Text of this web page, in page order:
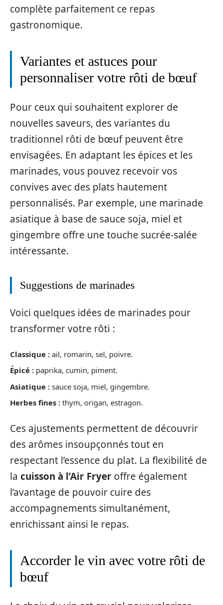
complète parfaitement ce repas
gastronomique.
Variantes et astuces pour
personnaliser votre rôti de bœuf
Pour ceux qui souhaitent explorer de
nouvelles saveurs, des variantes du
traditionnel rôti de bœuf peuvent être
envisagées. En adaptant les épices et les
marinades, vous pouvez recevoir vos
convives avec des plats hautement
personnalisés. Par exemple, une marinade
asiatique à base de sauce soja, miel et
gingembre offre une touche sucrée-salée
intéressante.
Suggestions de marinades
Voici quelques idées de marinades pour
transformer votre rôti :
Classique : ail, romarin, sel, poivre.
Épicé : paprika, cumin, piment.
Asiatique : sauce soja, miel, gingembre.
Herbes fines : thym, origan, estragon.
Ces ajustements permettent de découvrir
des arômes insoupçonnés tout en
respectant l’essence du plat. La flexibilité de
la cuisson à l’Air Fryer offre également
l’avantage de pouvoir cuire des
accompagnements simultanément,
enrichissant ainsi le repas.
Accorder le vin avec votre rôti de
bœuf